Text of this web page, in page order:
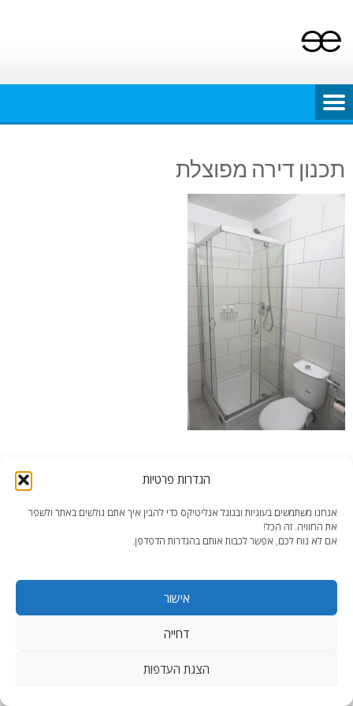
הגדרות פרטיות
אנחנו משתמשים בעוגיות ובגוגל אנליטיקס כדי להבין איך אתם גולשים באתר ולשפר
את החוויה. זה הכל!
אם לא נוח לכם, אפשר לכבות אותם בהגדרות הדפדפן.
אישור
דחייה
הצגת העדפות
content
תכנון דירה מפוצלת
WordPress Theme: AccessPress Lite